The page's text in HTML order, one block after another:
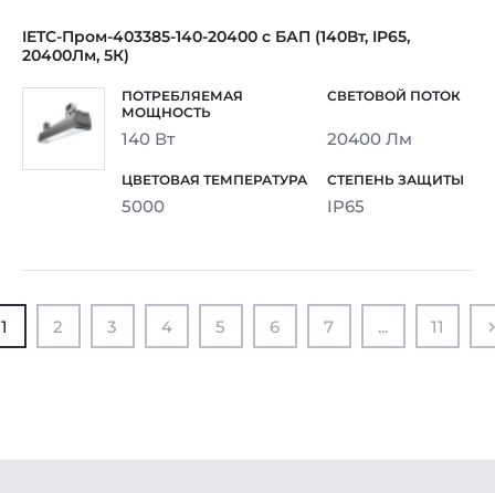
IETC-Пром-403385-140-20400 с БАП (140Вт, IP65,
20400Лм, 5К)
140 Вт 20400 Лм
5000 IP65
1 2 3 4 5 6 7 ... 11